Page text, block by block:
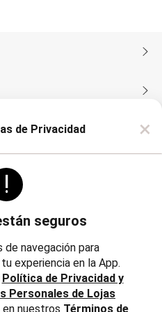
y Devoluciones
de Privacidad ×
!
seguros
navegación para
experiencia en la App.
Política de Privacidad y
Personales de Lojas
nuestros Términos de